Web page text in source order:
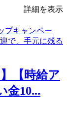
詳細を表示
【時給ア
金10...